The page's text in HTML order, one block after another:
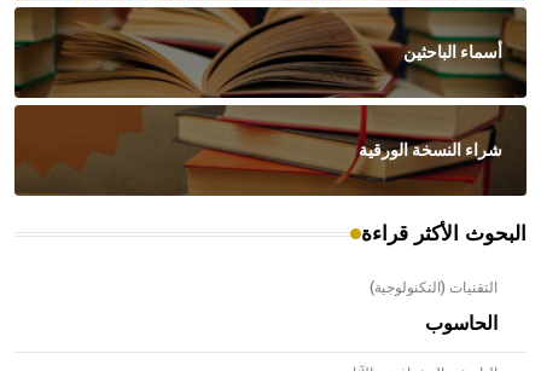
أسماء الباحثين
شراء النسخة الورقية
البحوث الأكثر قراءة
التقنيات (التكنولوجية)
الحاسوب